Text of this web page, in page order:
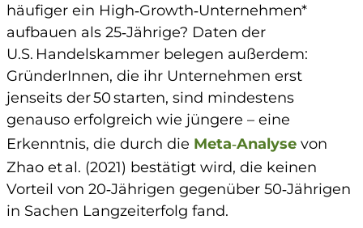
häufiger ein High‑Growth‑Unternehmen*
aufbauen als 25‑Jährige? Daten der
U.S. Handelskammer belegen außerdem:
GründerInnen, die ihr Unternehmen erst
jenseits der 50 starten, sind mindestens
genauso erfolgreich wie jüngere – eine
Erkenntnis, die durch die Meta‑Analyse von
Zhao et al. (2021) bestätigt wird, die keinen
Vorteil von 20‑Jährigen gegenüber 50‑Jährigen
in Sachen Langzeiterfolg fand.